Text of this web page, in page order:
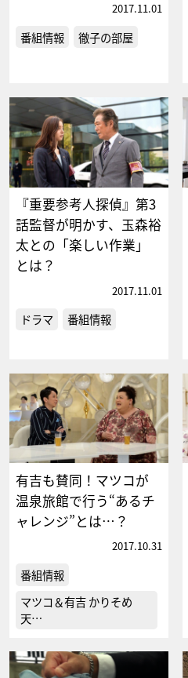
2017.11.01
番組情報 徹子の部屋
『重要参考人探偵』第3
話監督が明かす、玉森裕
太との「楽しい作業」
とは？
2017.11.01
ドラマ 番組情報
有吉も賛同！マツコが
温泉旅館で行う“あるチ
ャレンジ”とは…？
2017.10.31
番組情報
マツコ＆有吉 かりそめ
天…